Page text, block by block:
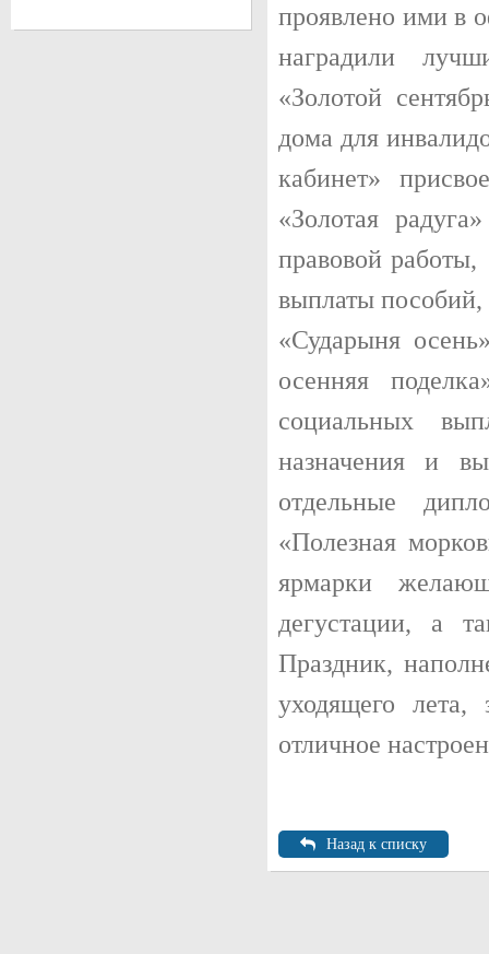
проявлено ими в
наградили
«Золотой
дома для
кабинет»
«Золотая
правовой
выплаты
«Сударыня
осенняя
социальных
назначения и
отдельные
«Полезная
ярмарки
дегустации, а
Праздник,
уходящего
отличное
Назад к списку